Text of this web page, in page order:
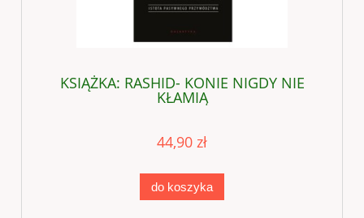
KSIĄŻKA: RASHID- KONIE NIGDY NIE
KŁAMIĄ
44,90 zł
do koszyka